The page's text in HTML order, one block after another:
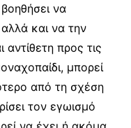
να
και να την
αντίθετη προς τις
μπορεί
από τη σχέση
τον εγωισμό